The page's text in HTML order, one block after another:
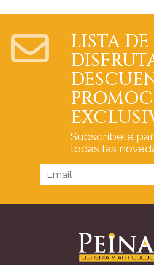
LISTA DE
Subscríbete
todas las